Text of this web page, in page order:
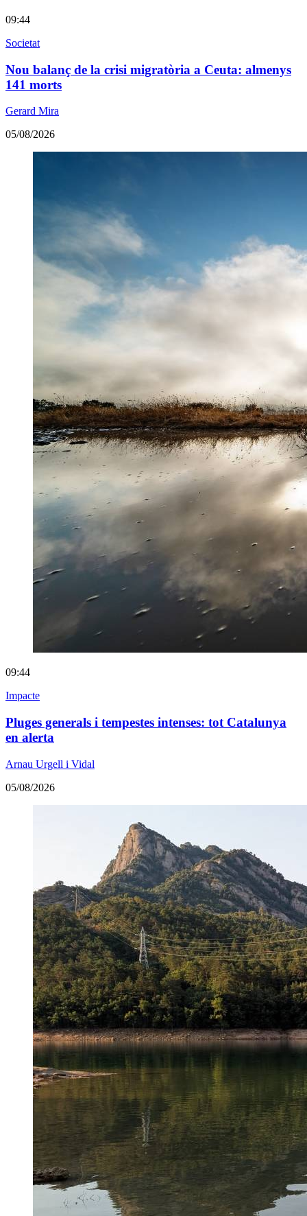
09:44
Societat
Nou balanç de la crisi migratòria a Ceuta: almenys
141 morts
Gerard Mira
05/08/2026
09:44
Impacte
Pluges generals i tempestes intenses: tot Catalunya
en alerta
Arnau Urgell i Vidal
05/08/2026